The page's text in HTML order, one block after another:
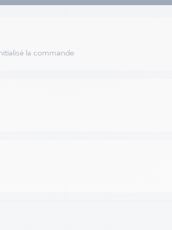
la commande